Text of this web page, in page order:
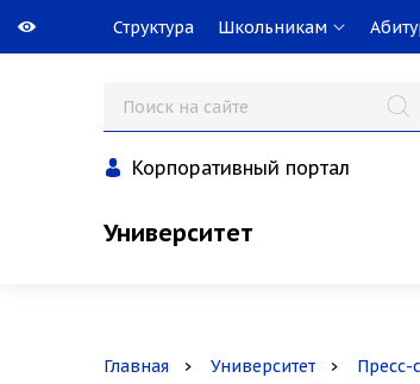
Структура Школьникам
Корпоративный портал
Университет
Главная Университет Пресс-